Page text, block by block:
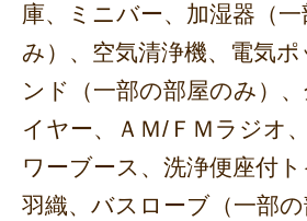
庫、ミニバー、加湿器（
み）、空気清浄機、電気
ンド（一部の部屋のみ）
イヤー、ＡＭ/ＦＭラジオ
ワーブース、洗浄便座付ト
羽織、バスローブ（一部